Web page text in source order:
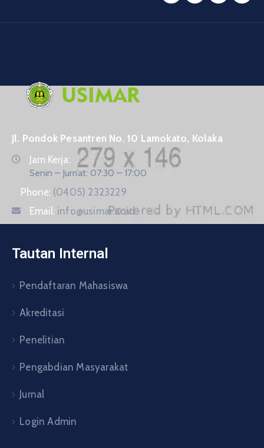
Jl. Pondok Pesantren No. 10 Lamokato, Kolaka
Jam Kerja:
Senin – Jum’at: 07:30 – 17:00
Phone: (0405) 2323229
Email: info@usimar.ac.id
Tautan Internal
Pendaftaran Mahasiswa
Akreditasi
Penelitian
Pengabdian Masyarakat
Jurnal
Login Admin